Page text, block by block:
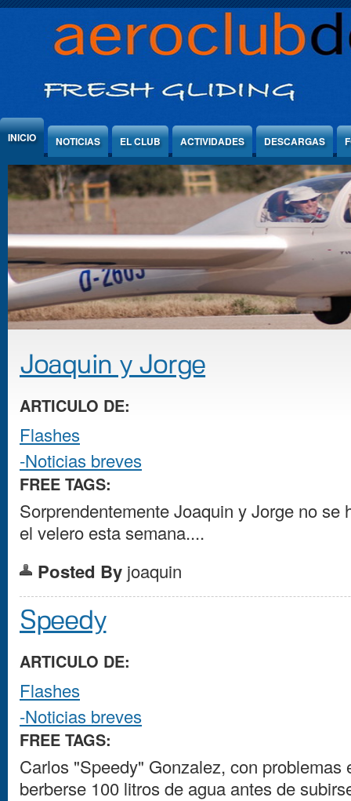
INICIO NOTICIAS EL CLUB ACTIVIDADES DESCARGAS
Joaquin y Jorge
ARTICULO DE:
Flashes
-Noticias breves
FREE TAGS:
Sorprendentemente Joaquin y Jorge no se
el velero esta semana....
Posted By joaquin
Speedy
ARTICULO DE:
Flashes
-Noticias breves
FREE TAGS:
Carlos "Speedy" Gonzalez, con problemas
berberse 100 litros de agua antes de